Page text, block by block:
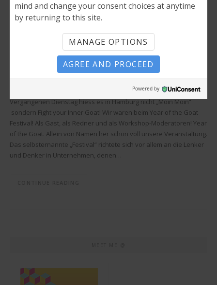
Vergangenen Dienstag hiess es in Hamburg nicht „Moin Moin“
sondern Fight your Inner Goat! Wir waren beim Year of the Goat
Festival! Als Gast, als Redner und als Workshop-Moderatoren! Year
of the Goat. Allein von Namen her schon voll unsere Veranstaltung.
Das selbsternannte „Festival“ richtete sich vor allem an die Lenker
und Denker in Unternehmen, denen…
mind and change your consent choices at anytime
by returning to this site.
MANAGE OPTIONS
AGREE AND PROCEED
Powered by